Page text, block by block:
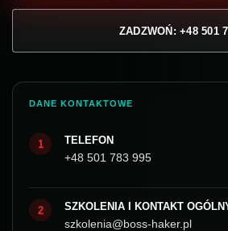
ZADZWOŃ: +48 501
DANE KONTAKTOWE
1 TELEFON
+48 501 783 995
2 SZKOLENIA I KONTAKT
szkolenia@boss-haker.pl